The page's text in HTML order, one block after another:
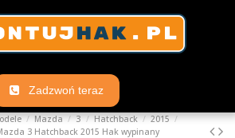
Zadzwoń teraz
Mazda 3 Hatchback
2015
3 Hatchback 2015 Hak wypinany